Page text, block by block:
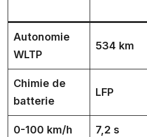
Autonomie
WLTP
534 km
Chimie de
batterie
LFP
0-100 km/h 7,2 s